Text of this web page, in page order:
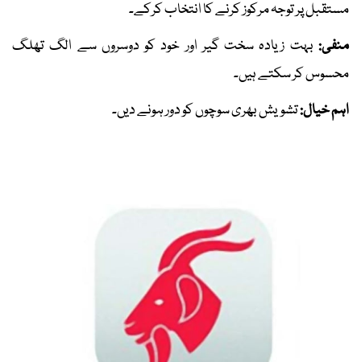
مستقبل پر توجہ مرکوز کرنے کا انتخاب کرکے۔
منفی: بہت زیادہ سخت گیر اور خود کو دوسروں سے الگ تھلگ
محسوس کر سکتے ہیں۔
اہم خیال:تشویش بھری سوچوں کو دور ہونے دیں۔